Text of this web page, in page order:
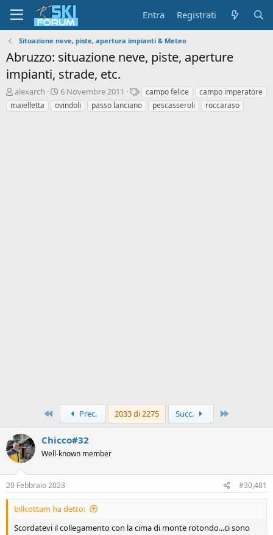
Entra Registrati
Situazione neve, piste, apertura impianti & Meteo
Abruzzo: situazione neve, piste, aperture
impianti, strade, etc.
A
u
t
alexarch
D
a
t
6 Novembre 2011
T
a
g
campo felice
campo imperatore
maielletta
ovindoli passo lanciano pescasseroli roccaraso
Primo Prec. 2033 di 2275 Succ.
Chicco#32
Well-known member
20 Febbraio 2023 #30,481
billcottam ha detto:
Scordatevi il collegamento con la cima di monte rotondo...ci sono